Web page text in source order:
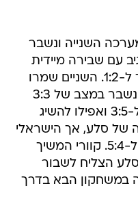
השנייה ונשבר
עם שבירה מיידית
ושמירה על ההגשה שלו בדרך ל-1:2. השניים שמרו
על ההגשות שלהם עד שסלע נשבר במצב של 3:3
וקוורי ניצל את זה כדי לברוח ל-3:5 ואפילו להשיג
של סלע, אך הישראלי
הצליח לצאת מהמצב ולצמק ל-5:4. קוורי המשיך
הצליח לשבור
במשחקון הבא בדרך